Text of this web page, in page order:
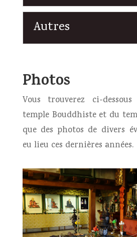
Autres
Photos
Vous trouverez ci-
temple Bouddhiste et du
que des photos de divers
eu lieu ces dernières années.